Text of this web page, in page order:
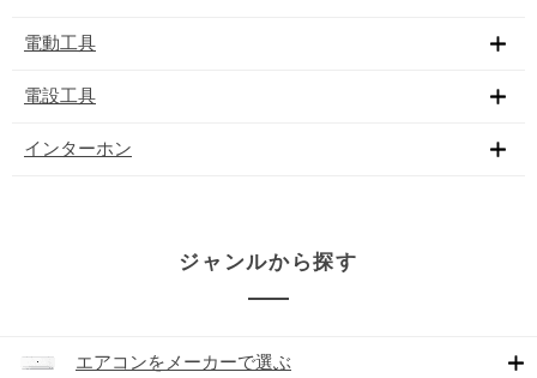
電動工具
電設工具
インターホン
ジャンルから探す
エアコンをメーカーで選ぶ